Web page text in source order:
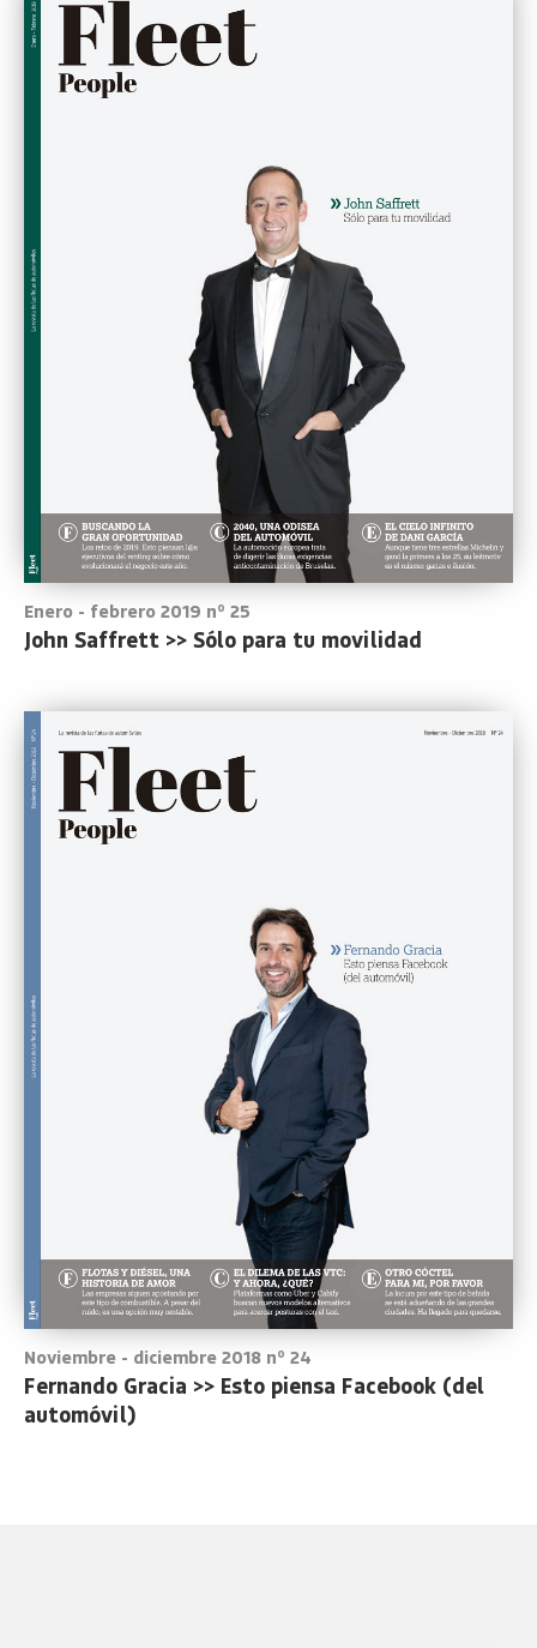
Enero - febrero 2019 nº 25
John Saffrett >> Sólo para tu movilidad
Noviembre - diciembre 2018 nº 24
Fernando Gracia >> Esto piensa Facebook (del
automóvil)